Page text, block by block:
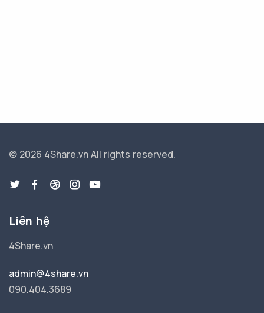
© 2026 4Share.vnAll rights reserved.
Liên hệ
4Share.vn
admin@4share.vn
090.404.3689